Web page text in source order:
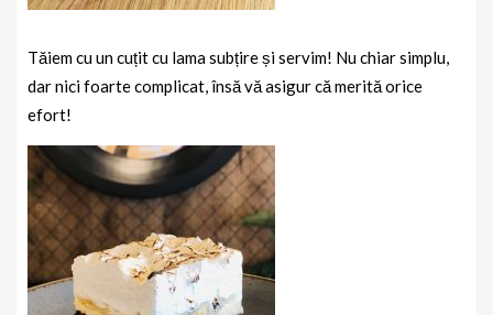
Tăiem cu un cuțit cu lama subțire și servim! Nu chiar simplu,
dar nici foarte complicat, însă vă asigur că merită orice
efort!